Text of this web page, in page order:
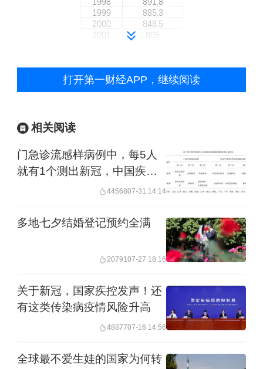
结婚人数快速下降的原因包括婚育年龄
推迟、适婚人数减少、思想观念变化、
打开第一财经APP，继续阅读
相关阅读
门急诊流感样病例中，每5人
就有1个测出新冠，中国疾控
称新冠还在中流行水平
4456807-31 14:14
多地七夕结婚登记预约全满
2079107-27 18:16
关于新冠，国家疾控发声！还
有这类传染病疫情风险升高
4887707-16 14:56
全球最不爱生娃的国家为何转